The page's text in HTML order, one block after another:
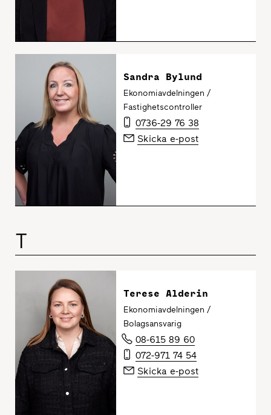
Sandra Bylund
Ekonomiavdelningen /
Fastighetscontroller
0736-29 76 38
Skicka e-post
T
Terese Alderin
Ekonomiavdelningen /
Bolagsansvarig
08-615 89 60
072-971 74 54
Skicka e-post